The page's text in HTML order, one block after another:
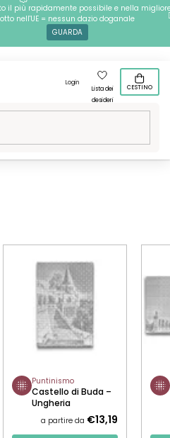
il più rapidamente possibile e nella
nell'UE = nessun dazio doganale
GUARDA
Login
Lista dei
desideri
CESTINO
Puntinismo
Castello di Buda –
Ungheria
a partire da €13,19